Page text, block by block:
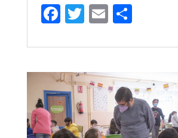
Fa
bo
ok
T
tt
er
E
ail
Sh
e